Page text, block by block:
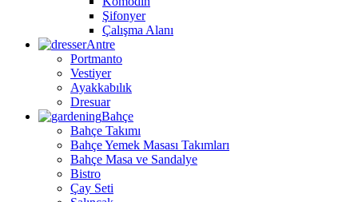
Şifonyer
Çalışma Alanı
Antre
Portmanto
Vestiyer
Ayakkabılık
Dresuar
Bahçe
Bahçe Takımı
Bahçe Yemek Masası Takımları
Bahçe Masa ve Sandalye
Bistro
Çay Seti